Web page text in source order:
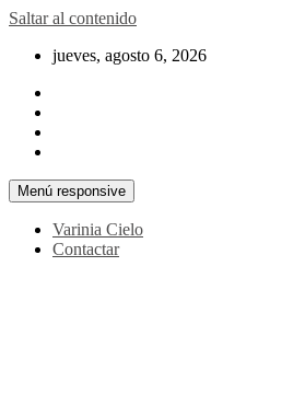
Saltar al contenido
jueves, agosto 6, 2026
Menú responsive
Varinia Cielo
Contactar